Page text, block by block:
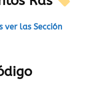
ver las Sección